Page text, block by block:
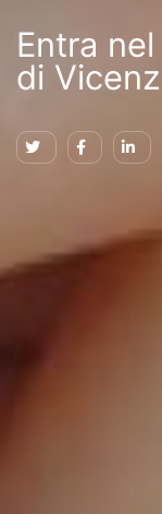
Entra
di